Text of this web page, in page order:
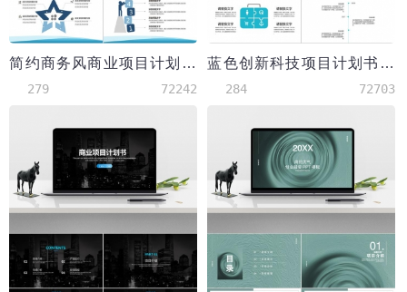
简约商务风商业项目计划书PPT模板
279 72242
蓝色创新科技项目计划书PPT模板
284 72703